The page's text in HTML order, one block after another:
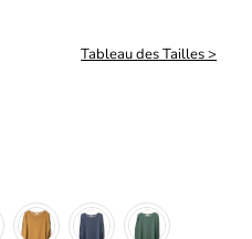
Tableau des Tailles >